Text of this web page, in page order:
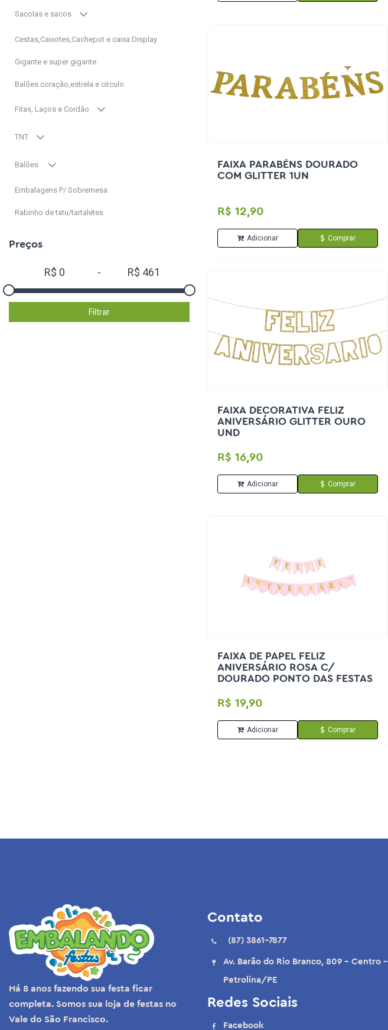
Sacolas e sacos
Cestas,Caixotes,Cachepot e caixa Display
Gigante e super gigante
Balões coração,estrela e círculo
Fitas, Laços e Cordão
TNT
Balões
Embalagens P/ Sobremesa
Rabinho de tatu/tartaletes
Preços
R$ 0 - R$ 461
Filtrar
FAIXA PARABÉNS DOURADO
COM GLITTER 1UN
R$ 12,90
Adicionar Comprar
FAIXA DECORATIVA FELIZ
ANIVERSÁRIO GLITTER OURO
UND
R$ 16,90
Adicionar Comprar
FAIXA DE PAPEL FELIZ
ANIVERSÁRIO ROSA C/
DOURADO PONTO DAS FESTAS
R$ 19,90
Adicionar Comprar
Há 8 anos fazendo sua festa ficar
completa. Somos sua loja de festas no
Vale do São Francisco.
Contato
(87) 3861-7877
Av. Barão do Rio Branco, 809 - Centro -
Petrolina/PE
Redes Sociais
Facebook